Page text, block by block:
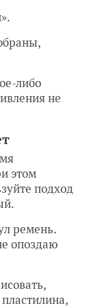
либо
не
этом
подход
ремень.
опоздаю